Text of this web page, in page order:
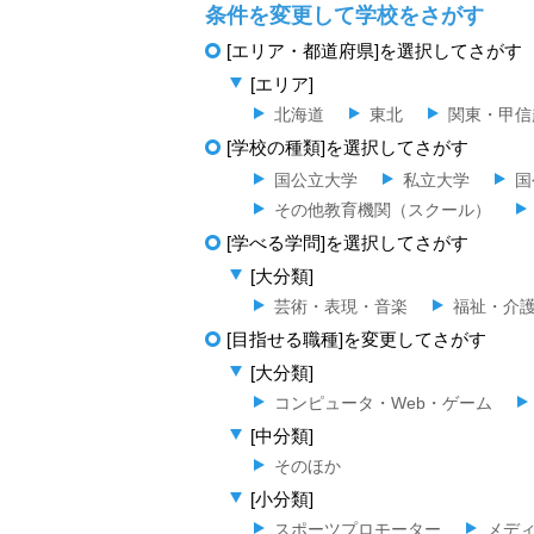
条件を変更して学校をさがす
[エリア・都道府県]を選択してさがす
[エリア]
北海道 東北 関東・甲
[学校の種類]を選択してさがす
国公立大学 私立大学
その他教育機関（スクール）
[学べる学問]を選択してさがす
[大分類]
芸術・表現・音楽 福祉・介
[目指せる職種]を変更してさがす
[大分類]
コンピュータ・Web・ゲーム
[中分類]
そのほか
[小分類]
スポーツプロモーター メデ